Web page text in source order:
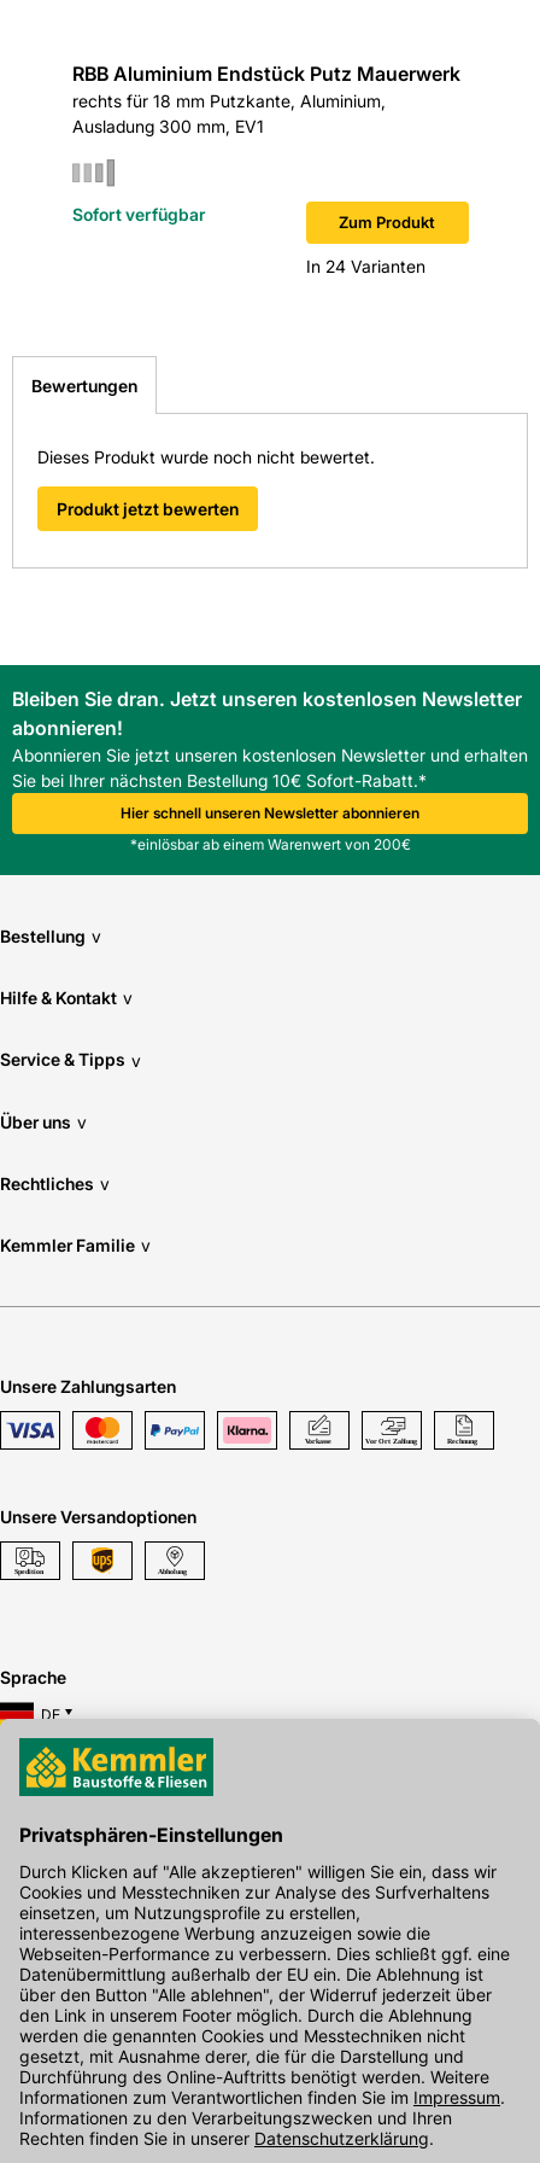
RBB Aluminium Endstück Putz Mauerwerk
rechts für 18 mm Putzkante, Aluminium,
Ausladung 300 mm, EV1
Zum Produkt
In 24 Varianten
Sofort verfügbar
Bewertungen
Dieses Produkt wurde noch nicht bewertet.
Produkt jetzt bewerten
Bleiben Sie dran. Jetzt unseren kostenlosen Newsletter
abonnieren!
Abonnieren Sie jetzt unseren kostenlosen Newsletter und erhalten
Sie bei Ihrer nächsten Bestellung 10€ Sofort-Rabatt.*
Hier schnell unseren Newsletter abonnieren
*einlösbar ab einem Warenwert von 200€
Bestellung v
Hilfe & Kontakt v
Service & Tipps v
Über uns v
Rechtliches v
Kemmler Familie v
Unsere Zahlungsarten
Unsere Versandoptionen
Sprache
DE
Hier gibt's die kostenlose App
Kontakt
Unser Onlineshop Team ist montags bis freitags von 08:00 - 17:00
Uhr unter der Telefonnummer07071 / 151-151für Sie erreichbar.
Alternativ können Sie unser Kontaktformular nutzen.
Den Kontakt direkt in unsere Niederlassungen finden Sie